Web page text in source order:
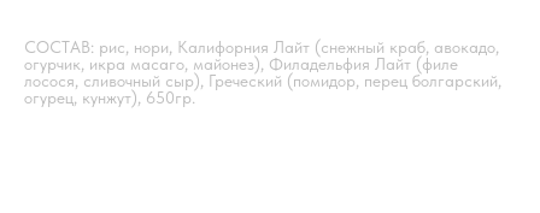
СОСТАВ: рис, нори, Калифорния Лайт (снежный краб, авокадо,
огурчик, икра масаго, майонез), Филадельфия Лайт (филе
лосося, сливочный сыр), Греческий (помидор, перец болгарский,
огурец, кунжут), 650гр.